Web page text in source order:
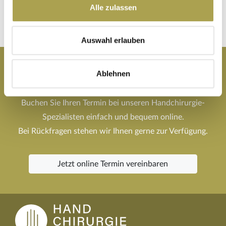
Alle zulassen
Auswahl erlauben
Ablehnen
office@handchirurgiezentrum.atund lassen Sie sich einen
unverbindlichen Kostenvoranschlag schicken.
Termin online buchen
Buchen Sie Ihren Termin bei unseren Handchirurgie-
Spezialisten einfach und bequem online.
Bei Rückfragen stehen wir Ihnen gerne zur Verfügung.
Jetzt online Termin vereinbaren